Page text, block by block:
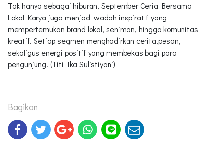
Tak hanya sebagai hiburan, September Ceria Bersama
Lokal Karya juga menjadi wadah inspiratif yang
mempertemukan brand lokal, seniman, hingga komunitas
kreatif. Setiap segmen menghadirkan cerita,pesan,
sekaligus energi positif yang membekas bagi para
pengunjung. (Titi Ika Sulistiyani)
Bagikan